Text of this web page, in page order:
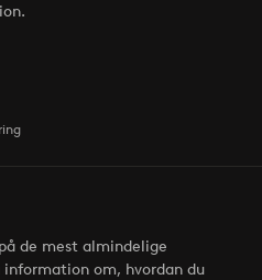
de mest almindelige
information om, hvordan du